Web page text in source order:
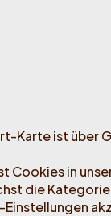
Karte ist über
Cookies in
die